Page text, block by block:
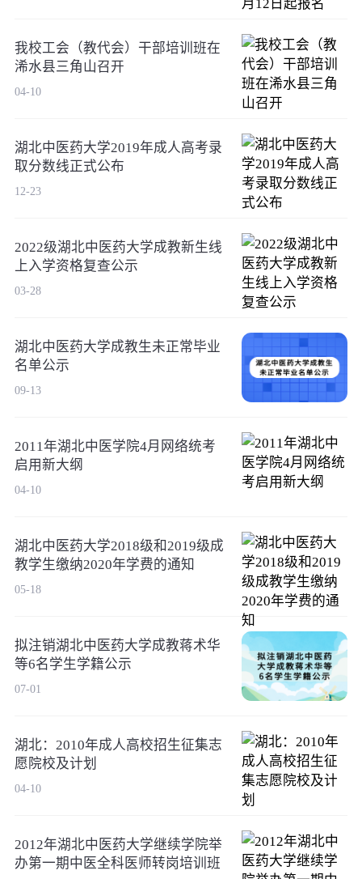
我校工会（教代会）干部培训班在
浠水县三角山召开
04-10
湖北中医药大学2019年成人高考录
取分数线正式公布
12-23
2022级湖北中医药大学成教新生线
上入学资格复查公示
03-28
湖北中医药大学成教生未正常毕业
名单公示
09-13
2011年湖北中医学院4月网络统考
启用新大纲
04-10
湖北中医药大学2018级和2019级成
教学生缴纳2020年学费的通知
05-18
拟注销湖北中医药大学成教蒋术华
等6名学生学籍公示
07-01
湖北：2010年成人高校招生征集志
愿院校及计划
04-10
2012年湖北中医药大学继续学院举
办第一期中医全科医师转岗培训班